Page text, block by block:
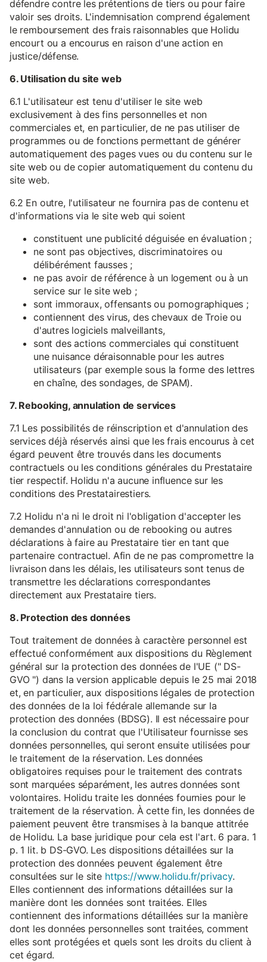
défendre contre les prétentions de tiers ou pour faire
valoir ses droits. L'indemnisation comprend également
le remboursement des frais raisonnables que Holidu
encourt ou a encourus en raison d'une action en
justice/défense.
6. Utilisation du site web
6.1 L'utilisateur est tenu d'utiliser le site web
exclusivement à des fins personnelles et non
commerciales et, en particulier, de ne pas utiliser de
programmes ou de fonctions permettant de générer
automatiquement des pages vues ou du contenu sur le
site web ou de copier automatiquement du contenu du
site web.
6.2 En outre, l'utilisateur ne fournira pas de contenu et
d'informations via le site web qui soient
constituent une publicité déguisée en évaluation ;
ne sont pas objectives, discriminatoires ou
délibérément fausses ;
ne pas avoir de référence à un logement ou à un
service sur le site web ;
sont immoraux, offensants ou pornographiques ;
contiennent des virus, des chevaux de Troie ou
d'autres logiciels malveillants,
sont des actions commerciales qui constituent
une nuisance déraisonnable pour les autres
utilisateurs (par exemple sous la forme des lettres
en chaîne, des sondages, de SPAM).
7. Rebooking, annulation de services
7.1 Les possibilités de réinscription et d'annulation des
services déjà réservés ainsi que les frais encourus à cet
égard peuvent être trouvés dans les documents
contractuels ou les conditions générales du Prestataire
tier respectif. Holidu n'a aucune influence sur les
conditions des Prestatairestiers.
7.2 Holidu n'a ni le droit ni l'obligation d'accepter les
demandes d'annulation ou de rebooking ou autres
déclarations à faire au Prestataire tier en tant que
partenaire contractuel. Afin de ne pas compromettre la
livraison dans les délais, les utilisateurs sont tenus de
transmettre les déclarations correspondantes
directement aux Prestataire tiers.
8. Protection des données
Tout traitement de données à caractère personnel est
effectué conformément aux dispositions du Règlement
général sur la protection des données de l'UE (" DS-
GVO ") dans la version applicable depuis le 25 mai 2018
et, en particulier, aux dispositions légales de protection
des données de la loi fédérale allemande sur la
protection des données (BDSG). Il est nécessaire pour
la conclusion du contrat que l'Utilisateur fournisse ses
données personnelles, qui seront ensuite utilisées pour
le traitement de la réservation. Les données
obligatoires requises pour le traitement des contrats
sont marquées séparément, les autres données sont
volontaires. Holidu traite les données fournies pour le
traitement de la réservation. À cette fin, les données de
paiement peuvent être transmises à la banque attitrée
de Holidu. La base juridique pour cela est l'art. 6 para. 1
p. 1 lit. b DS-GVO. Les dispositions détaillées sur la
protection des données peuvent également être
consultées sur le site https://www.holidu.fr/privacy.
Elles contiennent des informations détaillées sur la
manière dont les données sont traitées. Elles
contiennent des informations détaillées sur la manière
dont les données personnelles sont traitées, comment
elles sont protégées et quels sont les droits du client à
cet égard.